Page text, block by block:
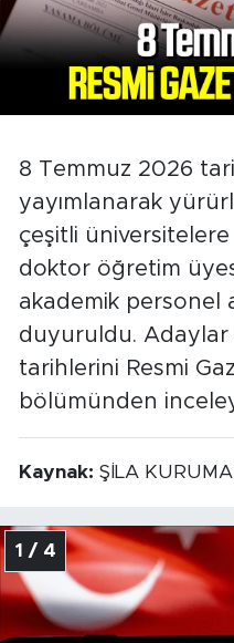
8 Temmuz 2026
yayımlanarak
çeşitli
doktor öğretim
akademik personel
duyuruldu. Adaylar
tarihlerini Resmi
bölümünden
Kaynak: ŞİLA
1 / 4